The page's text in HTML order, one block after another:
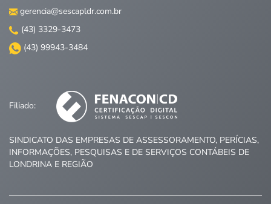
gerencia@sescapldr.com.br
(43) 3329-3473
(43) 99943-3484
Filiado:
SINDICATO DAS EMPRESAS DE ASSESSORAMENTO, PERÍCIAS,
INFORMAÇÕES, PESQUISAS E DE SERVIÇOS CONTÁBEIS DE
LONDRINA E REGIÃO